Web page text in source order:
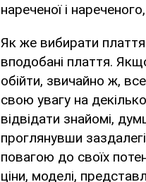
нареченої і
Як же вибирати
вподобані плаття.
обійти, звичайно ж,
свою увагу на
відвідати знайомі,
проглянувши
повагою до своїх
ціни, моделі,